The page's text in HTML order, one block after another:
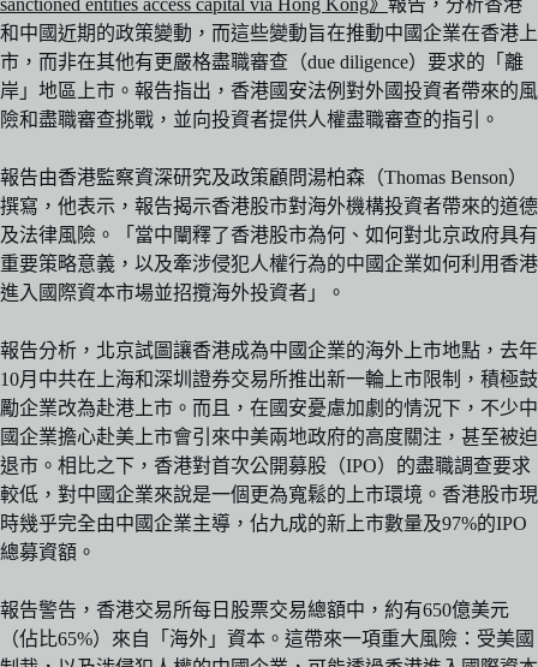
sanctioned entities access capital via Hong Kong》 報告，分析香港
和中國近期的政策變動，而這些變動旨在推動中國企業在香港上
市，而非在其他有更嚴格盡職審查（due diligence）要求的「離
岸」地區上市。報告指出，香港國安法例對外國投資者帶來的風
險和盡職審查挑戰，並向投資者提供人權盡職審查的指引。
報告由香港監察資深研究及政策顧問湯柏森（Thomas Benson）
撰寫，他表示，報告揭示香港股市對海外機構投資者帶來的道德
及法律風險。「當中闡釋了香港股市為何、如何對北京政府具有
重要策略意義，以及牽涉侵犯人權行為的中國企業如何利用香港
進入國際資本市場並招攬海外投資者」。
報告分析，北京試圖讓香港成為中國企業的海外上市地點，去年
10月中共在上海和深圳證券交易所推出新一輪上市限制，積極鼓
勵企業改為赴港上市。而且，在國安憂慮加劇的情況下，不少中
國企業擔心赴美上市會引來中美兩地政府的高度關注，甚至被迫
退市。相比之下，香港對首次公開募股（IPO）的盡職調查要求
較低，對中國企業來說是一個更為寬鬆的上市環境。香港股市現
時幾乎完全由中國企業主導，佔九成的新上市數量及97%的IPO
總募資額。
報告警告，香港交易所每日股票交易總額中，約有650億美元
（佔比65%）來自「海外」資本。這帶來一項重大風險：受美國